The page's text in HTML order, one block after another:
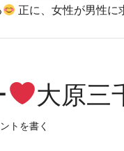
正に、女性が男性に
大原三
トを書く